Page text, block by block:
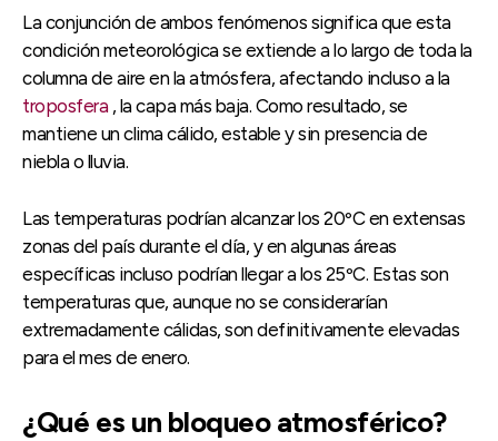
La conjunción de ambos fenómenos significa que esta
condición meteorológica se extiende a lo largo de toda la
columna de aire en la atmósfera, afectando incluso a la
troposfera, la capa más baja. Como resultado, se
mantiene un clima cálido, estable y sin presencia de
niebla o lluvia.
Las temperaturas podrían alcanzar los 20ºC en extensas
zonas del país durante el día, y en algunas áreas
específicas incluso podrían llegar a los 25ºC. Estas son
temperaturas que, aunque no se considerarían
extremadamente cálidas, son definitivamente elevadas
para el mes de enero.
¿Qué es un bloqueo atmosférico?